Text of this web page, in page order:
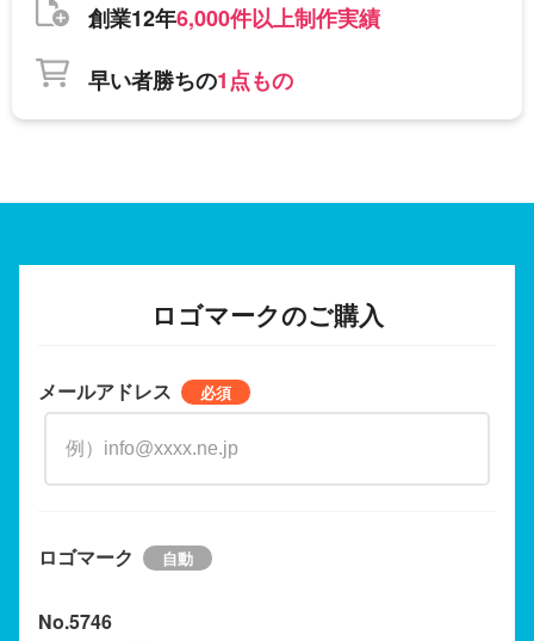
創業12年6,000件以上制作実績
早い者勝ちの1点もの
ロゴマークのご購入
メールアドレス
ロゴマーク
No.5746